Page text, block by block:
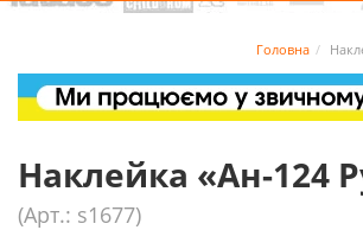
Головна
Наклейка «Ан-124
(Арт.: s1677)